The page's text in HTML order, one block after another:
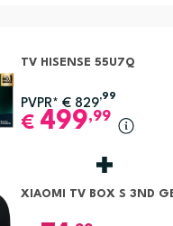
TV HISENSE 55U7Q
PVPR* € 829
,99
€ 499,99
XIAOMI TV BOX S 3ND